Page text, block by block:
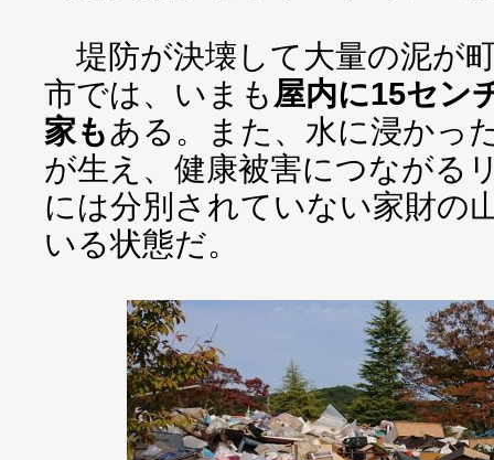
堤防が決壊して大量の泥が
市では、いまも 屋内に15セン
家もある。また、水に浸かっ
が生え、健康被害につながる
には分別されていない家財の
いる状態だ。